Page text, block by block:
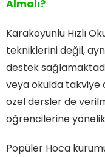
Almalı?
Karakoyunlu Hızlı
tekniklerini değil,
destek
veya okulda takviye
özel dersler de
öğrencilerine
Popüler Hoca